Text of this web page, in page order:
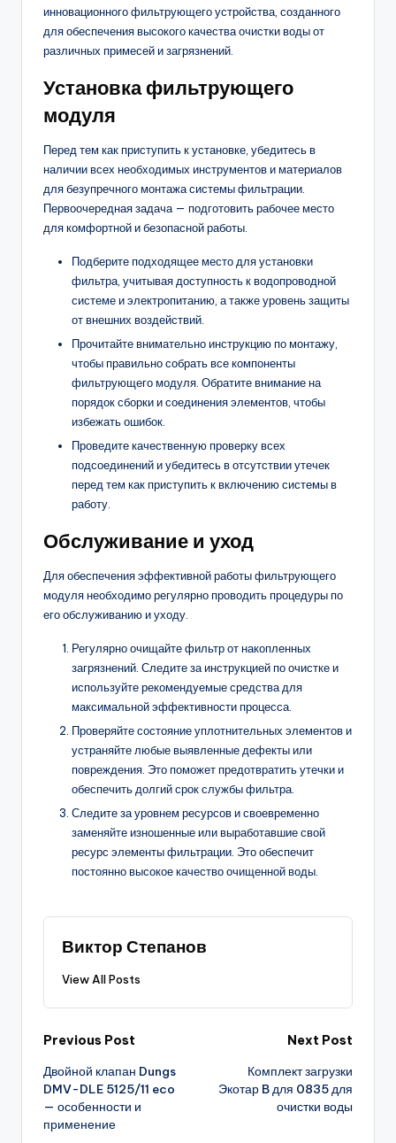
инновационного фильтрующего устройства, созданного
для обеспечения высокого качества очистки воды от
различных примесей и загрязнений.
Установка фильтрующего
модуля
Перед тем как приступить к установке, убедитесь в
наличии всех необходимых инструментов и материалов
для безупречного монтажа системы фильтрации.
Первоочередная задача — подготовить рабочее место
для комфортной и безопасной работы.
Подберите подходящее место для установки
фильтра, учитывая доступность к водопроводной
системе и электропитанию, а также уровень защиты
от внешних воздействий.
Прочитайте внимательно инструкцию по монтажу,
чтобы правильно собрать все компоненты
фильтрующего модуля. Обратите внимание на
порядок сборки и соединения элементов, чтобы
избежать ошибок.
Проведите качественную проверку всех
подсоединений и убедитесь в отсутствии утечек
перед тем как приступить к включению системы в
работу.
Обслуживание и уход
Для обеспечения эффективной работы фильтрующего
модуля необходимо регулярно проводить процедуры по
его обслуживанию и уходу.
Регулярно очищайте фильтр от накопленных
загрязнений. Следите за инструкцией по очистке и
используйте рекомендуемые средства для
максимальной эффективности процесса.
Проверяйте состояние уплотнительных элементов и
устраняйте любые выявленные дефекты или
повреждения. Это поможет предотвратить утечки и
обеспечить долгий срок службы фильтра.
Следите за уровнем ресурсов и своевременно
заменяйте изношенные или выработавшие свой
ресурс элементы фильтрации. Это обеспечит
постоянно высокое качество очищенной воды.
Виктор Степанов
View All Posts
Post
navigation
Previous Post
Двойной клапан Dungs
DMV-DLE 5125/11 eco
— особенности и
применение
Next Post
Комплект загрузки
Экотар B для 0835 для
очистки воды